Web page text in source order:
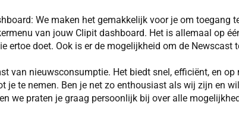
We maken het gemakkelijk voor je om toegang
van jouw Clipit dashboard. Het is allemaal op
ertoe doet. Ook is er de mogelijkheid om de Newscast
van nieuwsconsumptie. Het biedt snel, efficiënt, en
je te nemen. Ben je net zo enthousiast als wij zijn en
we praten je graag persoonlijk bij over alle